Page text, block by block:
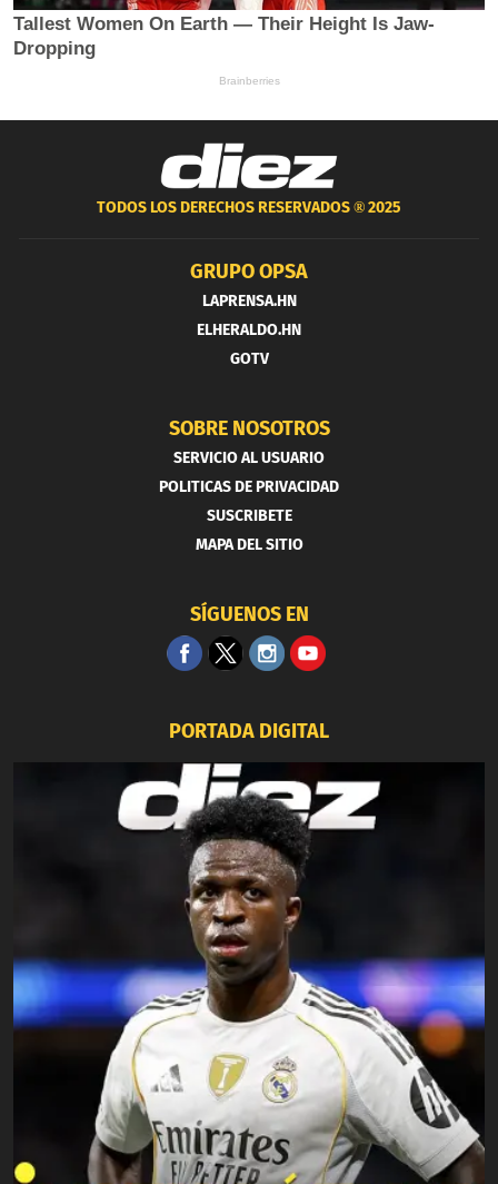
TODOS LOS DERECHOS RESERVADOS ®2025
GRUPO OPSA
LAPRENSA.HN
ELHERALDO.HN
GOTV
SOBRE NOSOTROS
SERVICIO AL USUARIO
POLITICAS DE PRIVACIDAD
SUSCRIBETE
MAPA DEL SITIO
SÍGUENOS EN
PORTADA DIGITAL